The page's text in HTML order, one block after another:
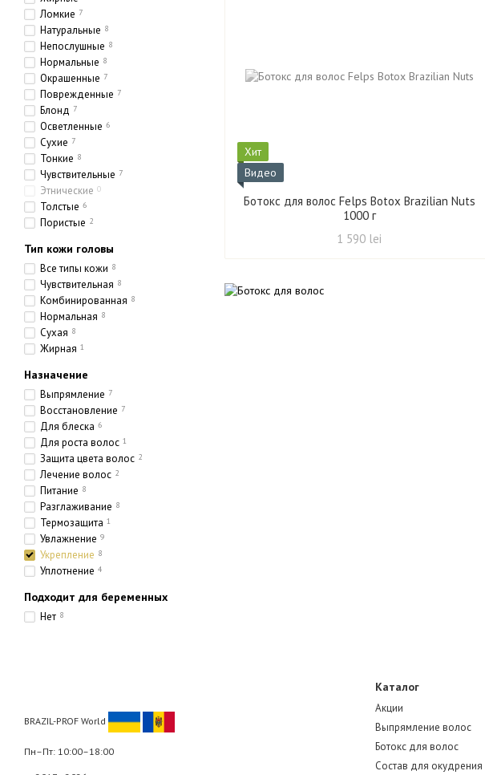
Хит
Видео
Ботокс для волос Felps Botox Brazilian Nuts
1000 г
1 590 lei
Ломкие 7
Натуральные 8
Непослушные 8
Нормальные 8
Окрашенные 7
Поврежденные 7
Блонд 7
Осветленные 6
Сухие 7
Тонкие 8
Чувствительные 7
Этнические 0
Толстые 6
Пористые 2
Тип кожи головы
Все типы кожи 8
Чувствительная 8
Комбинированная 8
Нормальная 8
Сухая 8
Жирная 1
Назначение
Выпрямление 7
Восстановление 7
Для блеска 6
Для роста волос 1
Защита цвета волос 2
Лечение волос 2
Питание 8
Разглаживание 8
Термозащита 1
Увлажнение 9
Укрепление 8
Уплотнение 4
Подходит для беременных
Нет 8
BRAZIL-PROF World
Пн–Пт: 10:00–18:00
Каталог
Акции
Выпрямление волос
Ботокс для волос
Состав для